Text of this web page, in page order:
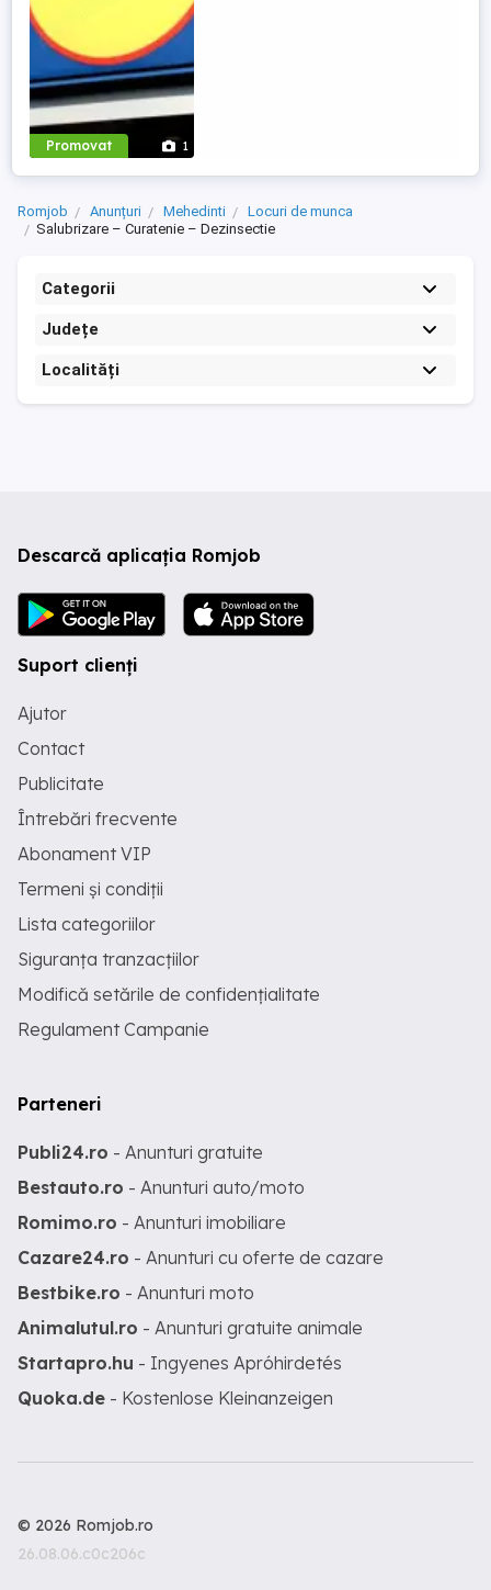
Promovat 1
Romjob Anunțuri Mehedinti
Locuri de munca
Salubrizare – Curatenie – Dezinsectie
Categorii
Județe
Localități
Descarcă aplicația Romjob
Suport clienți
Ajutor
Contact
Publicitate
Întrebări frecvente
Abonament VIP
Termeni și condiții
Lista categoriilor
Siguranța tranzacțiilor
Modifică setările de confidențialitate
Regulament Campanie
Parteneri
Publi24.ro - Anunturi gratuite
Bestauto.ro - Anunturi auto/moto
Romimo.ro - Anunturi imobiliare
Cazare24.ro - Anunturi cu oferte de cazare
Bestbike.ro - Anunturi moto
Animalutul.ro - Anunturi gratuite animale
Startapro.hu - Ingyenes Apróhirdetés
Quoka.de - Kostenlose Kleinanzeigen
© 2026 Romjob.ro
26.08.06.c0c206c